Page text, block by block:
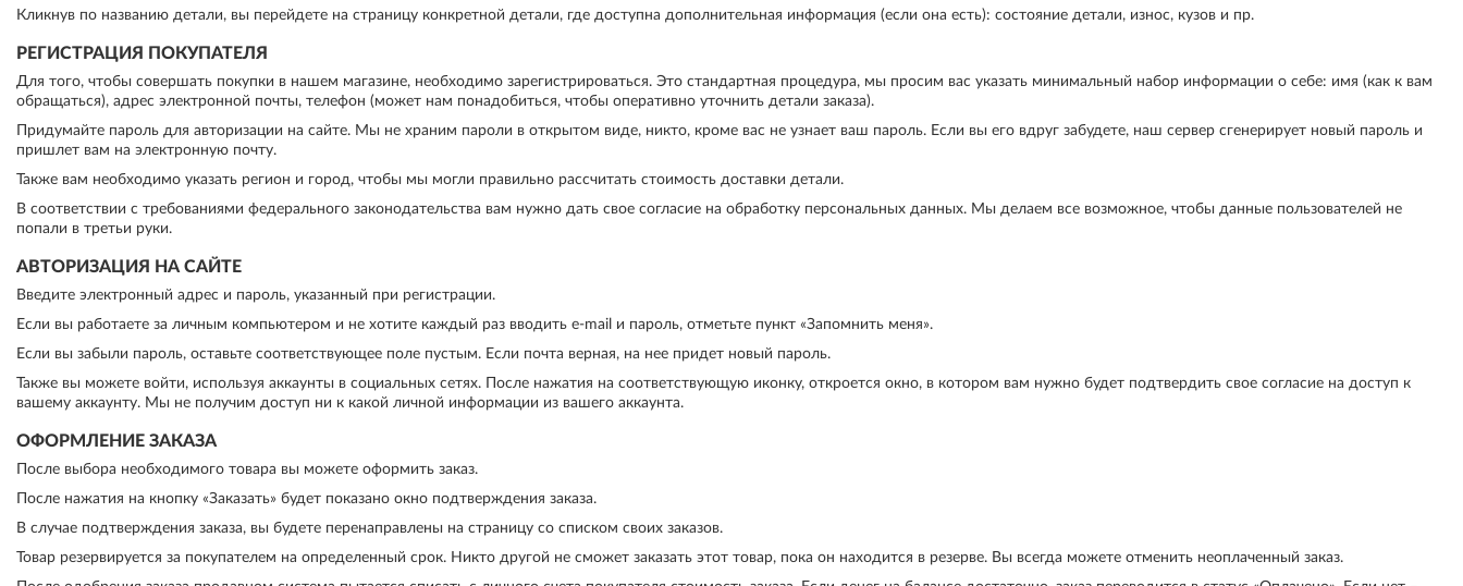
Кликнув по названию детали, вы перейдете на страницу конкретной детали, где доступна дополнительная информация (если она есть): состояние детали, износ, кузов и пр.
РЕГИСТРАЦИЯ ПОКУПАТЕЛЯ
Для того, чтобы совершать покупки в нашем магазине, необходимо зарегистрироваться. Это стандартная процедура, мы просим вас указать минимальный набор информации о себе: имя (как к вам
обращаться), адрес электронной почты, телефон (может нам понадобиться, чтобы оперативно уточнить детали заказа).
Придумайте пароль для авторизации на сайте. Мы не храним пароли в открытом виде, никто, кроме вас не узнает ваш пароль. Если вы его вдруг забудете, наш сервер сгенерирует новый пароль и
пришлет вам на электронную почту.
Также вам необходимо указать регион и город, чтобы мы могли правильно рассчитать стоимость доставки детали.
В соответствии с требованиями федерального законодательства вам нужно дать свое согласие на обработку персональных данных. Мы делаем все возможное, чтобы данные пользователей не
попали в третьи руки.
АВТОРИЗАЦИЯ НА САЙТЕ
Введите электронный адрес и пароль, указанный при регистрации.
Если вы работаете за личным компьютером и не хотите каждый раз вводить e-mail и пароль, отметьте пункт «Запомнить меня».
Если вы забыли пароль, оставьте соответствующее поле пустым. Если почта верная, на нее придет новый пароль.
Также вы можете войти, используя аккаунты в социальных сетях. После нажатия на соответствующую иконку, откроется окно, в котором вам нужно будет подтвердить свое согласие на доступ к
вашему аккаунту. Мы не получим доступ ни к какой личной информации из вашего аккаунта.
ОФОРМЛЕНИЕ ЗАКАЗА
После выбора необходимого товара вы можете оформить заказ.
После нажатия на кнопку «Заказать» будет показано окно подтверждения заказа.
В случае подтверждения заказа, вы будете перенаправлены на страницу со списком своих заказов.
Товар резервируется за покупателем на определенный срок. Никто другой не сможет заказать этот товар, пока он находится в резерве. Вы всегда можете отменить неоплаченный заказ.